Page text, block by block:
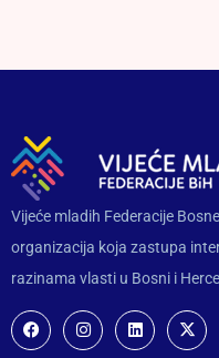
Vijeće mladih Federacije
organizacija koja zastupa
razinama vlasti u Bosni i